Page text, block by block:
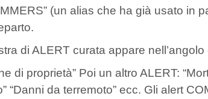
(un alias che ha già usato in
di ALERT curata appare
di proprietà” Poi un altro ALERT:
“Danni da terremoto” ecc. Gli alert